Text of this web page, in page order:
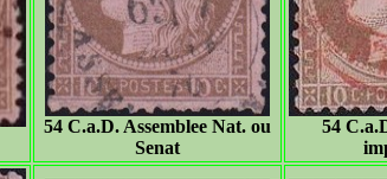
54 C.a.D. Assemblee Nat. ou
Senat
54